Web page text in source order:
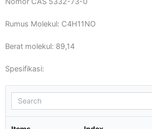
Rumus Molekul: C4H11NO
Berat molekul: 89,14
Spesifikasi: